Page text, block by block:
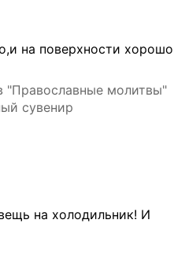
на поверхности хорошо
"Православные молитвы"
сувенир
на холодильник! И